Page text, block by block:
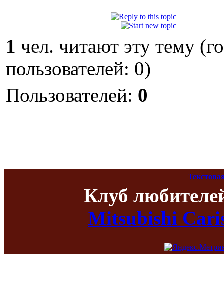
1 чел. читают эту тему
пользователей: 0)
Пользователей: 0
Клуб
Mitsubishi